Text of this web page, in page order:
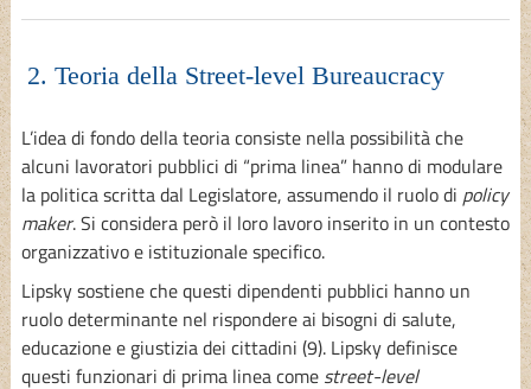
2. Teoria della Street-level Bureaucracy
L’idea di fondo della teoria consiste nella possibilità che
alcuni lavoratori pubblici di “prima linea” hanno di modulare
la politica scritta dal Legislatore, assumendo il ruolo di policy
maker. Si considera però il loro lavoro inserito in un contesto
organizzativo e istituzionale specifico.
Lipsky sostiene che questi dipendenti pubblici hanno un
ruolo determinante nel rispondere ai bisogni di salute,
educazione e giustizia dei cittadini (9). Lipsky definisce
questi funzionari di prima linea come street-level